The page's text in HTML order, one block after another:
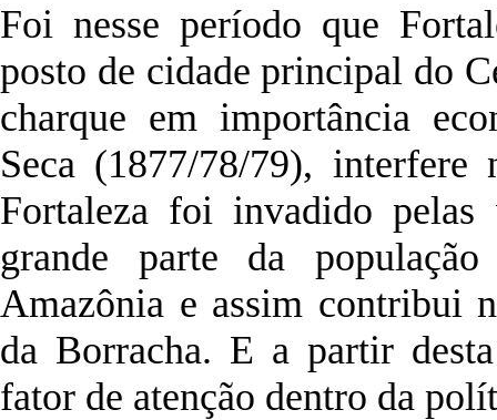
Foi nesse período que
posto de cidade principal do
charque em importância
Seca (1877/78/79),
Fortaleza foi invadido pelas
grande parte da
Amazônia e assim contribui
da Borracha. E a partir
fator de atenção dentro da